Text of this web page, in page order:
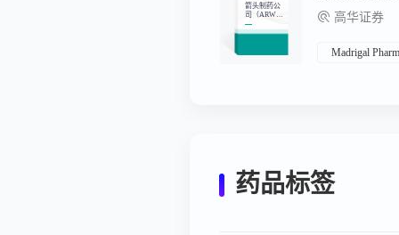
箭头制药公
司（ARW
R）：第46
届全球医疗
高华证券
Madrigal
药品标签